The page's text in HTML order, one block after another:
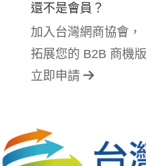
還不是會員？
加入台灣網商協會，
拓展您的 B2B 商機版
立即申請